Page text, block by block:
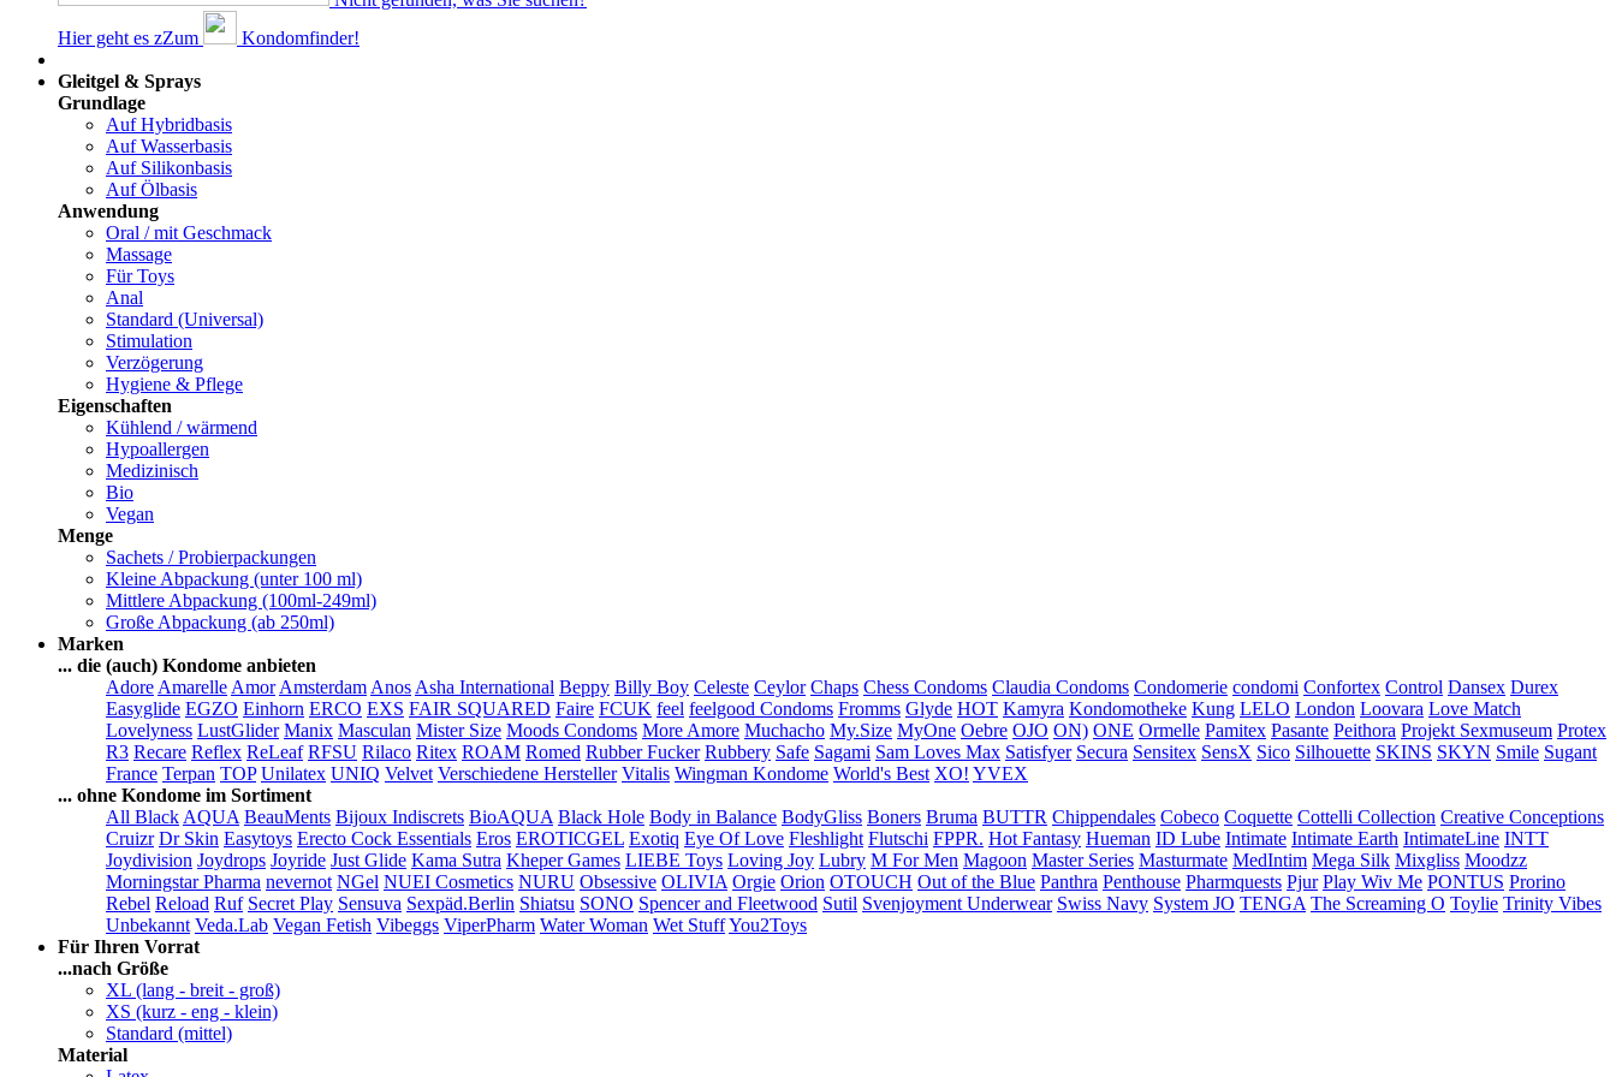
Hier geht es zZum
Kondomfinder!
Gleitgel & Sprays
Grundlage
Auf Hybridbasis
Auf Wasserbasis
Auf Silikonbasis
Auf Ölbasis
Anwendung
Oral / mit Geschmack
Massage
Für Toys
Anal
Standard (Universal)
Stimulation
Verzögerung
Hygiene & Pflege
Eigenschaften
Kühlend / wärmend
Hypoallergen
Medizinisch
Bio
Vegan
Menge
Sachets / Probierpackungen
Kleine Abpackung (unter 100 ml)
Mittlere Abpackung (100ml-249ml)
Große Abpackung (ab 250ml)
Marken
... die (auch) Kondome anbieten
Adore Amarelle Amor Amsterdam Anos Asha International Beppy Billy Boy Celeste Ceylor Chaps Chess Condoms Claudia Condoms Condomerie condomi Confortex Control Dansex Durex
Easyglide EGZO Einhorn ERCO EXS FAIR SQUARED Faire FCUK feel feelgood Condoms Fromms Glyde HOT Kamyra Kondomotheke Kung LELO London Loovara Love Match
Lovelyness LustGlider Manix Masculan Mister Size Moods Condoms More Amore Muchacho My.Size MyOne Oebre OJO ON) ONE Ormelle Pamitex Pasante Peithora Projekt Sexmuseum Protex
R3 Recare Reflex ReLeaf RFSU Rilaco Ritex ROAM Romed Rubber Fucker Rubbery Safe Sagami Sam Loves Max Satisfyer Secura Sensitex SensX Sico Silhouette SKINS SKYN Smile Sugant
France Terpan TOP Unilatex UNIQ Velvet Verschiedene Hersteller Vitalis Wingman Kondome World's Best XO! YVEX
... ohne Kondome im Sortiment
All Black AQUA BeauMents Bijoux Indiscrets BioAQUA Black Hole Body in Balance BodyGliss Boners Bruma BUTTR Chippendales Cobeco Coquette Cottelli Collection Creative Conceptions
Cruizr Dr Skin Easytoys Erecto Cock Essentials Eros EROTICGEL Exotiq Eye Of Love Fleshlight Flutschi FPPR. Hot Fantasy Hueman ID Lube Intimate Intimate Earth IntimateLine INTT
Joydivision Joydrops Joyride Just Glide Kama Sutra Kheper Games LIEBE Toys Loving Joy Lubry M For Men Magoon Master Series Masturmate MedIntim Mega Silk Mixgliss Moodzz
Morningstar Pharma nevernot NGel NUEI Cosmetics NURU Obsessive OLIVIA Orgie Orion OTOUCH Out of the Blue Panthra Penthouse Pharmquests Pjur Play Wiv Me PONTUS Prorino
Rebel Reload Ruf Secret Play Sensuva Sexpäd.Berlin Shiatsu SONO Spencer and Fleetwood Sutil Svenjoyment Underwear Swiss Navy System JO TENGA The Screaming O Toylie Trinity Vibes
Unbekannt Veda.Lab Vegan Fetish Vibeggs ViperPharm Water Woman Wet StuffYou2Toys
Für Ihren Vorrat
...nach Größe
XL (lang - breit - groß)
XS (kurz - eng - klein)
Standard (mittel)
Material